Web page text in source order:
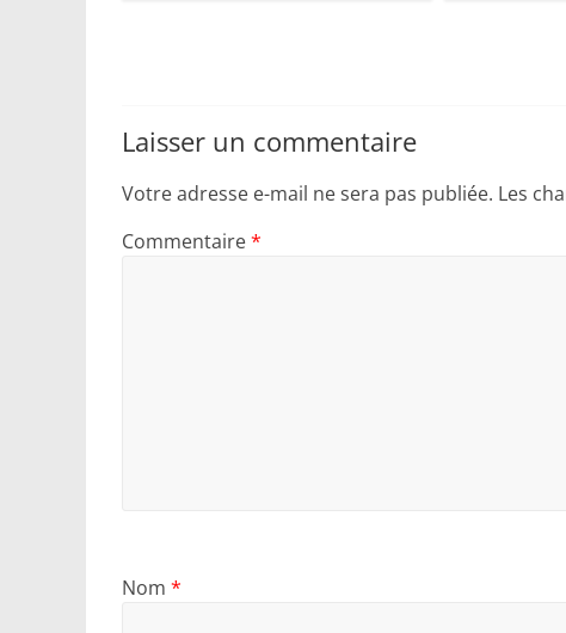
Laisser un commentaire
Votre adresse e-mail ne sera pas publiée. Les
Commentaire*
Nom *